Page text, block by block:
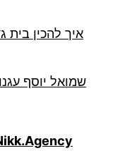
איך להכין
שמואל יוסף